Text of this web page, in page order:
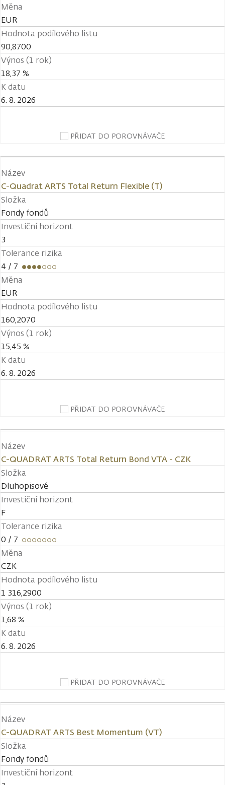
Měna
EUR
Hodnota podílového listu
90,8700
Výnos (1 rok)
18,37 %
K datu
6. 8. 2026
PŘIDAT DO POROVNÁVAČE
Název
C-Quadrat ARTS Total Return Flexible (T)
Složka
Fondy fondů
Investiční horizont
3
Tolerance rizika
4 / 7
Měna
EUR
Hodnota podílového listu
160,2070
Výnos (1 rok)
15,45 %
K datu
6. 8. 2026
PŘIDAT DO POROVNÁVAČE
Název
C-QUADRAT ARTS Total Return Bond VTA - CZK
Složka
Dluhopisové
Investiční horizont
F
Tolerance rizika
0 / 7
Měna
CZK
Hodnota podílového listu
1 316,2900
Výnos (1 rok)
1,68 %
K datu
6. 8. 2026
PŘIDAT DO POROVNÁVAČE
Název
C-QUADRAT ARTS Best Momentum (VT)
Složka
Fondy fondů
Investiční horizont